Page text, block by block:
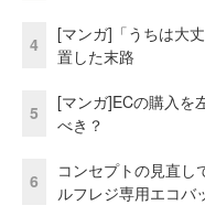
4
[マンガ]「うちは大
置した末路
5
[マンガ]ECの購入を
べき？
6
コンセプトの見直
ルフレジ専用エコバ